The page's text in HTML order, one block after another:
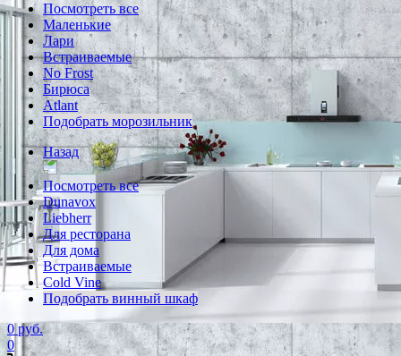
Посмотреть все
Маленькие
Лари
Встраиваемые
No Frost
Бирюса
Atlant
Подобрать морозильник
Назад
Посмотреть все
Dunavox
Liebherr
Для ресторана
Для дома
Встраиваемые
Cold Vine
Подобрать винный шкаф
0 руб.
0